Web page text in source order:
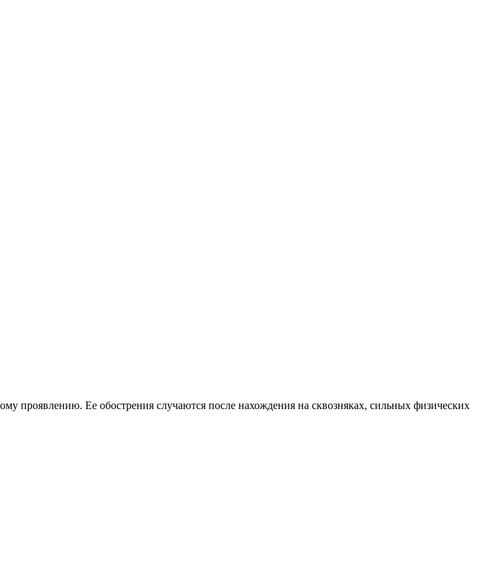
проявлению. Ее обострения случаются после нахождения на сквозняках, сильных физических